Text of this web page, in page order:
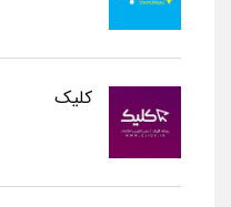
کلیک